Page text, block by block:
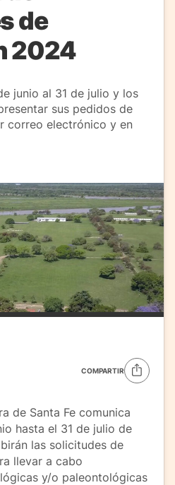
de
2024
junio al 31 de julio y los
sus pedidos de
correo electrónico y en
COMPARTIR
de Santa Fe comunica
hasta el 31 de julio de
las solicitudes de
llevar a cabo
y/o paleontológicas